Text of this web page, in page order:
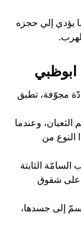
يؤدي إلي حجزه
مجوّفة، تطبق
وعندما
النوع من
السامّة الثابتة
على شقوق
إلى جسدها،